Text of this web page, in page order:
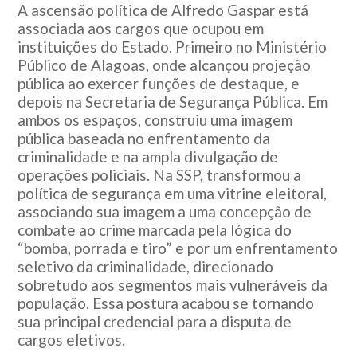
A ascensão política de Alfredo Gaspar está
associada aos cargos que ocupou em
instituições do Estado. Primeiro no Ministério
Público de Alagoas, onde alcançou projeção
pública ao exercer funções de destaque, e
depois na Secretaria de Segurança Pública. Em
ambos os espaços, construiu uma imagem
pública baseada no enfrentamento da
criminalidade e na ampla divulgação de
operações policiais. Na SSP, transformou a
política de segurança em uma vitrine eleitoral,
associando sua imagem a uma concepção de
combate ao crime marcada pela lógica do
“bomba, porrada e tiro” e por um enfrentamento
seletivo da criminalidade, direcionado
sobretudo aos segmentos mais vulneráveis da
população. Essa postura acabou se tornando
sua principal credencial para a disputa de
cargos eletivos.